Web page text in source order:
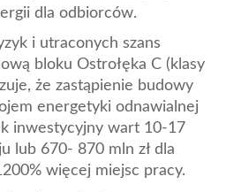
dla odbiorców.
i utraconych szans
bloku Ostrołęka C (klasy
że zastąpienie budowy
energetyki odnawialnej
inwestycyjny wart 10-17
lub 670- 870 mln zł dla
więcej miejsc pracy.